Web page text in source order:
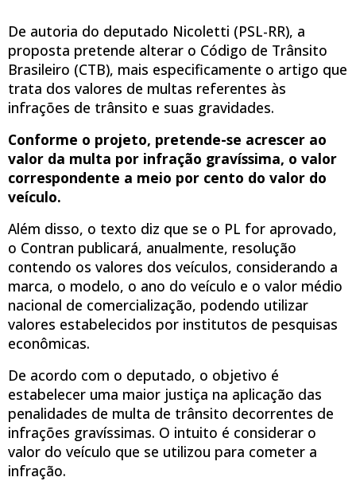
De autoria do deputado Nicoletti (PSL-RR), a
proposta pretende alterar o Código de Trânsito
Brasileiro (CTB), mais especificamente o artigo que
trata dos valores de multas referentes às
infrações de trânsito e suas gravidades.
Conforme o projeto, pretende-se acrescer ao
valor da multa por infração gravíssima, o valor
correspondente a meio por cento do valor do
veículo.
Além disso, o texto diz que se o PL for aprovado,
o Contran publicará, anualmente, resolução
contendo os valores dos veículos, considerando a
marca, o modelo, o ano do veículo e o valor médio
nacional de comercialização, podendo utilizar
valores estabelecidos por institutos de pesquisas
econômicas.
De acordo com o deputado, o objetivo é
estabelecer uma maior justiça na aplicação das
penalidades de multa de trânsito decorrentes de
infrações gravíssimas. O intuito é considerar o
valor do veículo que se utilizou para cometer a
infração.